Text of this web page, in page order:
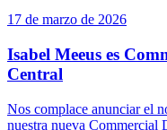
17 de marzo de 2026
Isabel Meeus es
Central
Nos complace anunciar el
nuestra nueva Commercial